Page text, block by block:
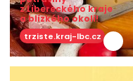
z Libereckého kraje
a blízkého okolí!
trziste.kraj-lbc.cz